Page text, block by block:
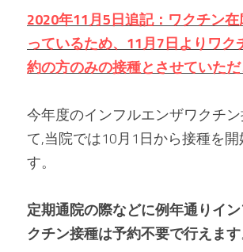
2020年11月5日追記：ワクチン
っているため、11月7日よりワク
約の方のみの接種とさせていただ
今年度のインフルエンザワクチ
て,当院では10月1日から接種を開
す。
定期通院の際などに例年通りイ
クチン接種は予約不要で行えます